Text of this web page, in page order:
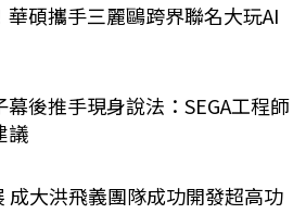
碩攜手三麗鷗跨界聯名大玩AI
後推手現身說法：SEGA工程師
議
成大洪飛義團隊成功開發超高功